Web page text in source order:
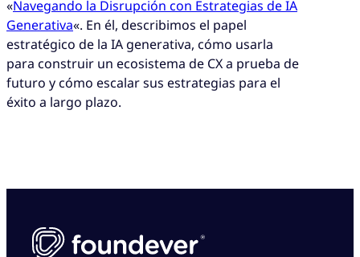
«Navegando la Disrupción con Estrategias de IA
Generativa«. En él, describimos el papel
estratégico de la IA generativa, cómo usarla
para construir un ecosistema de CX a prueba de
futuro y cómo escalar sus estrategias para el
éxito a largo plazo.